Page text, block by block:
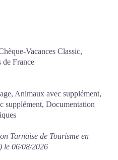
Vacances Classic,
de France
Animaux avec supplément,
supplément, Documentation
Tarnaise de Tourisme en
le 06/08/2026